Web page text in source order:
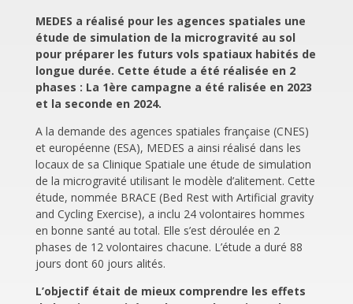
MEDES a réalisé pour les agences spatiales une
étude de simulation de la microgravité au sol
pour préparer les futurs vols spatiaux habités de
longue durée. Cette étude a été réalisée en 2
phases : La 1ère campagne a été ralisée en 2023
et la seconde en 2024.
A la demande des agences spatiales française (CNES)
et européenne (ESA), MEDES a ainsi réalisé dans les
locaux de sa Clinique Spatiale une étude de simulation
de la microgravité utilisant le modèle d’alitement. Cette
étude, nommée BRACE (Bed Rest with Artificial gravity
and Cycling Exercise), a inclu 24 volontaires hommes
en bonne santé au total. Elle s’est déroulée en 2
phases de 12 volontaires chacune. L’étude a duré 88
jours dont 60 jours alités.
L’objectif était de mieux comprendre les effets